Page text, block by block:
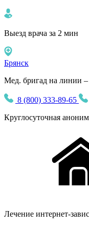
Выезд врача за 2 мин
Брянск
Мед. бригад на линии
8 (800) 333-89-65
Круглосуточная
Лечение интернет-